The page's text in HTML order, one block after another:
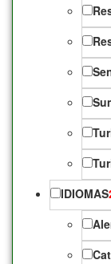
IDIOMAS